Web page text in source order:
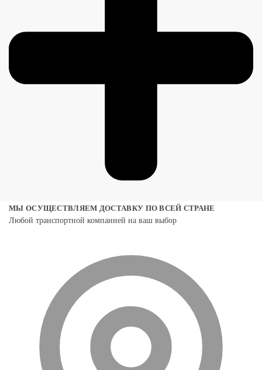
МЫ ОСУЩЕСТВЛЯЕМ ДОСТАВКУ ПО ВСЕЙ СТРАНЕ
Любой транспортной компанией на ваш выбор